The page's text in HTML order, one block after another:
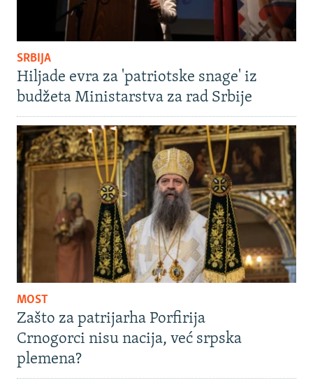
SRBIJA
Hiljade evra za 'patriotske snage' iz
budžeta Ministarstva za rad Srbije
MOST
Zašto za patrijarha Porfirija
Crnogorci nisu nacija, već srpska
plemena?